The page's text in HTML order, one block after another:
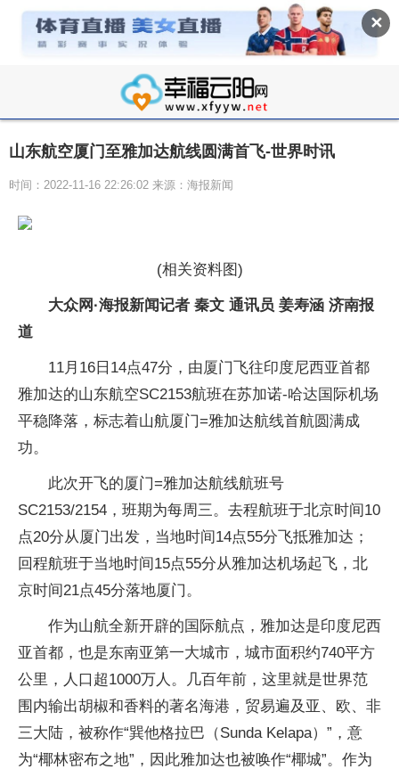
✕
山东航空厦门至雅加达航线圆满首飞-世界时讯
时间：2022-11-16 22:26:02 来源：海报新闻
(相关资料图)
大众网·海报新闻记者 秦文 通讯员 姜寿涵 济南报
道
11月16日14点47分，由厦门飞往印度尼西亚首都
雅加达的山东航空SC2153航班在苏加诺-哈达国际机场
平稳降落，标志着山航厦门=雅加达航线首航圆满成
功。
此次开飞的厦门=雅加达航线航班号
SC2153/2154，班期为每周三。去程航班于北京时间10
点20分从厦门出发，当地时间14点55分飞抵雅加达；
回程航班于当地时间15点55分从雅加达机场起飞，北
京时间21点45分落地厦门。
作为山航全新开辟的国际航点，雅加达是印度尼西
亚首都，也是东南亚第一大城市，城市面积约740平方
公里，人口超1000万人。几百年前，这里就是世界范
围内输出胡椒和香料的著名海港，贸易遍及亚、欧、非
三大陆，被称作“巽他格拉巴（Sunda Kelapa）”，意
为“椰林密布之地”，因此雅加达也被唤作“椰城”。作为